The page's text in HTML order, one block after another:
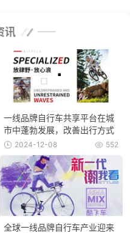
讯
一线品牌自行车共享平台在城
市中蓬勃发展，改善出行方式
552
2024-12-08
全球一线品牌自行车产业迎来